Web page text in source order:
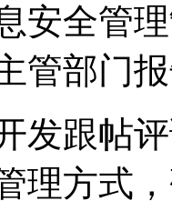
安全管
管部门报
发跟帖
理方式